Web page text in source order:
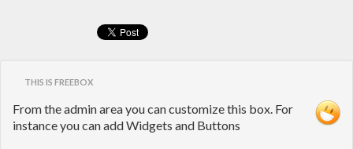
THIS IS FREEBOX
From the admin area you can customize this box. For
instance you can add Widgets and Buttons